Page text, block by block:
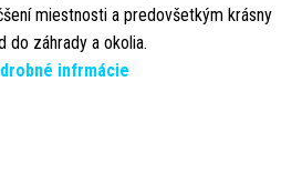
miestnosti a predovšetkým krásny
do záhrady a okolia.
infrmácie